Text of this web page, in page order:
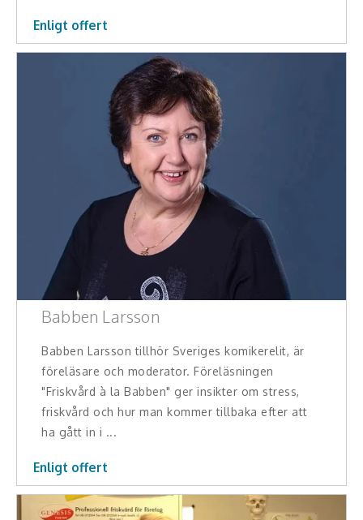
Vård, omsorg, beroende
Företagsledare
Idrottare och äventyrare
Kända musiker
Skådespelare
Alla talare
Alla ämnen
Enligt offert
Babben Larsson
Babben Larsson tillhör Sveriges komikerelit, är
föreläsare och moderator. Föreläsningen
"Friskvård à la Babben" ger insikter om stress,
friskvård och hur man kommer tillbaka efter att
ha gått in i ...
Enligt offert